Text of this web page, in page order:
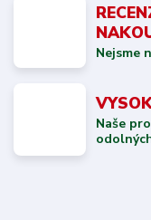
Nejsme
Naše